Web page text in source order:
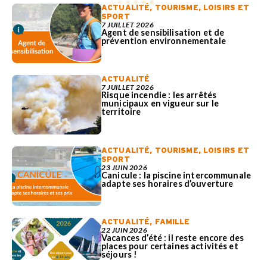
ACTUALITÉ, TOURISME, LOISIRS ET
SPORT
7 JUILLET 2026
Agent de sensibilisation et de
prévention environnementale
ACTUALITÉ
7 JUILLET 2026
Risque incendie : les arrêtés
municipaux en vigueur sur le
territoire
ACTUALITÉ, TOURISME, LOISIRS ET
SPORT
23 JUIN 2026
Canicule : la piscine intercommunale
adapte ses horaires d’ouverture
ACTUALITÉ, FAMILLE
22 JUIN 2026
Vacances d’été : il reste encore des
places pour certaines activités et
séjours !